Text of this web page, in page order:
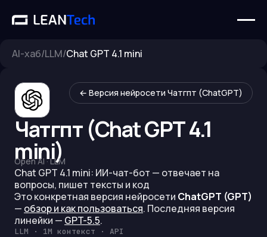
AI-хаб/LLM/Chat GPT 4.1 mini
← Версия нейросети Чатгпт (ChatGPT)
Чатгпт (Chat GPT 4.1
mini)
Open AI ·LLM
Chat GPT 4.1 mini: ИИ-чат-бот — отвечает на
вопросы, пишет тексты и код
Это конкретная версия нейросети ChatGPT (GPT)
— обзор и как пользоваться. Последняя версия
линейки — GPT-5.5.
LLM · 1M контекст · API